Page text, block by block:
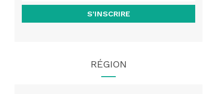
S'INSCRIRE
RÉGION